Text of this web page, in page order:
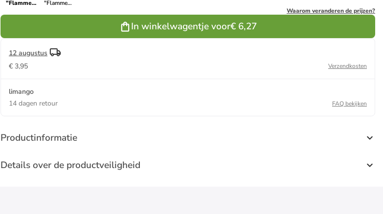
"Flamme
"Flamme
Waarom veranderen de prijzen?
In winkelwagentje voor€ 6,27
12 augustus
€ 3,95
Verzendkosten
limango
14 dagen retour
FAQ bekijken
Productinformatie
Details over de productveiligheid